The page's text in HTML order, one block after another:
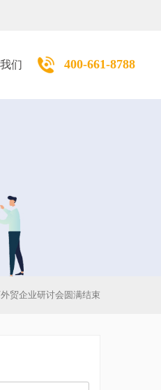
400-661-8788
们
贸企业研讨会圆满结束